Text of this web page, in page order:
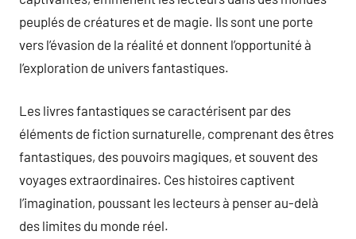
peuplés de créatures et de magie. Ils sont une porte
vers l’évasion de la réalité et donnent l’opportunité à
l’exploration de univers fantastiques.
Les livres fantastiques se caractérisent par des
éléments de fiction surnaturelle, comprenant des êtres
fantastiques, des pouvoirs magiques, et souvent des
voyages extraordinaires. Ces histoires captivent
l’imagination, poussant les lecteurs à penser au-delà
des limites du monde réel.